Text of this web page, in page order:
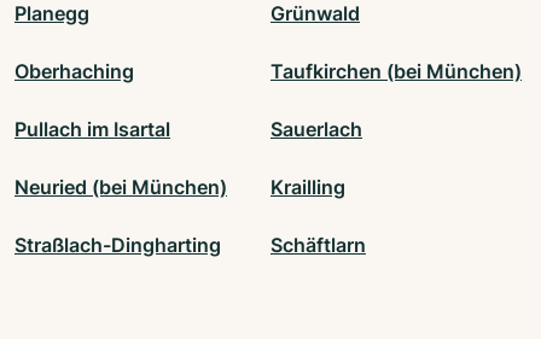
Planegg Grünwald
Oberhaching Taufkirchen (bei München)
Pullach im Isartal Sauerlach
Neuried (bei München) Krailling
Straßlach-Dingharting Schäftlarn